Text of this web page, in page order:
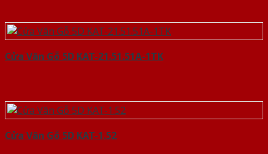
Cửa Vân Gỗ 5D KAT-21.51.51A-1TK
Cửa Vân Gỗ 5D KAT-1.52